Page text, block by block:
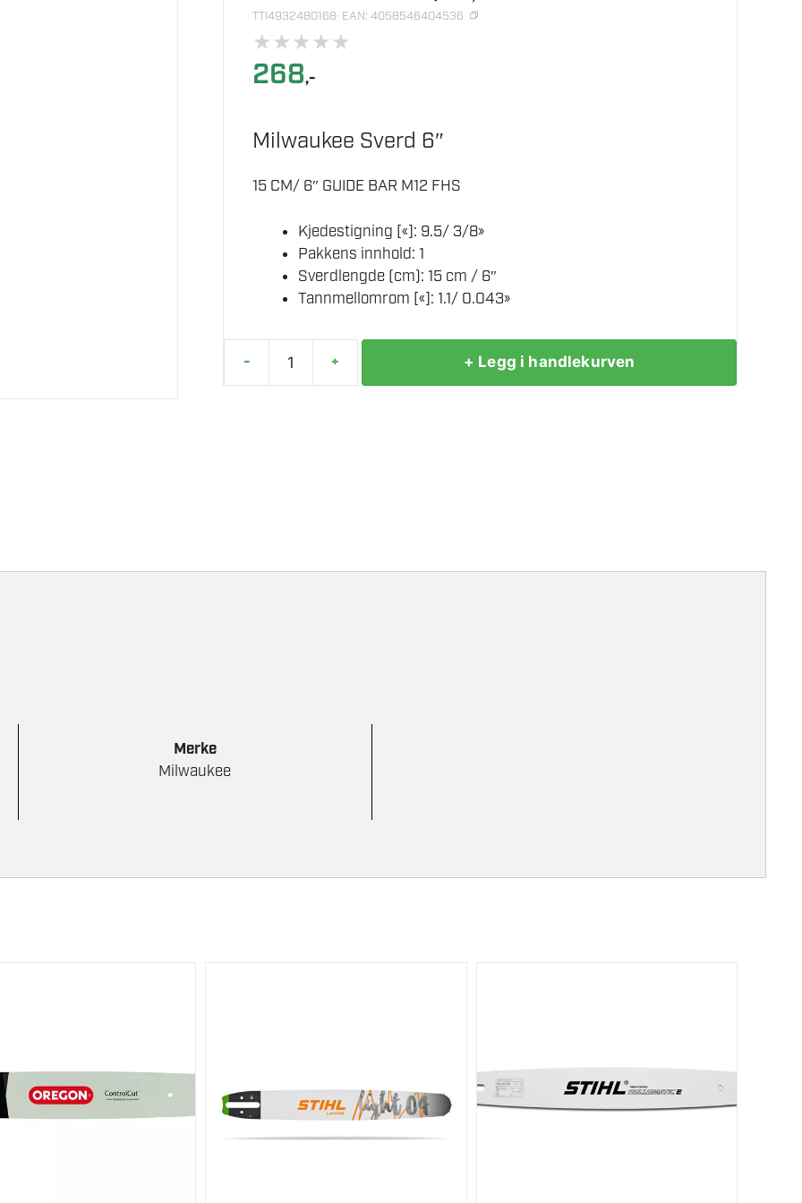
TTI4932480168· EAN: 4058546404536
★★★★★
268,-
Milwaukee Sverd 6″
15 CM/ 6″ GUIDE BAR M12 FHS
Kjedestigning [«]: 9.5/ 3/8»
Pakkens innhold: 1
Sverdlengde (cm): 15 cm / 6″
Tannmellomrom [«]: 1.1/ 0.043»
-
MILWAUKEE
+ + Legg i handlekurven
Merke
Milwaukee